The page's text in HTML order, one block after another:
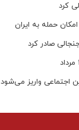
کرد
امکان حمله به ایران
صادر کرد
اجتماعی واریز می‌شود